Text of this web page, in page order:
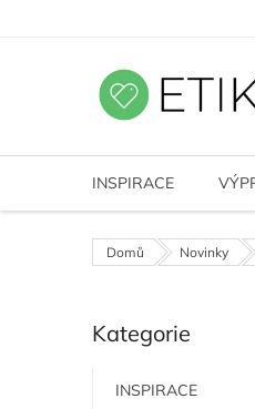
INSPIRACE
Domů Novinky
o
Přeskočit
kategorie
Kategorie
INSPIRACE